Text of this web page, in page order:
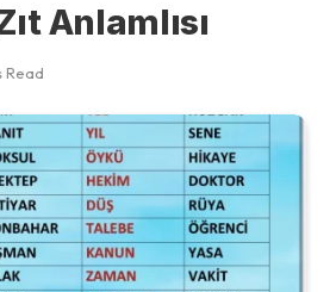
Anlamlısı
Read